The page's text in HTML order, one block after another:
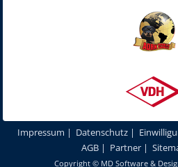
Impressum | Datenschutz |
AGB| Partner|
Copyright © MD Software &